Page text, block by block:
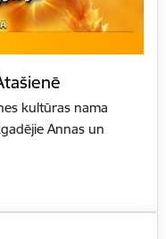
kultūras nama
Annas un